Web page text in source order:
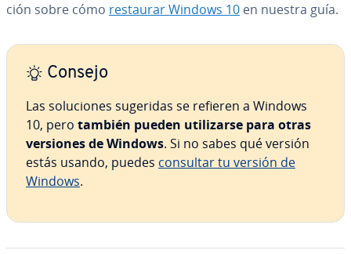
ción sobre cómo restaurar Windows 10 en nuestra guía.
Consejo
Las so­lu­cio­nes sugeridas se refieren a Windows
10, pero también pueden uti­li­zar­se para otras
versiones de Windows. Si no sabes qué versión
estás usando, puedes consultar tu versión de
Windows.